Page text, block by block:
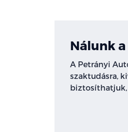
Nálunk
A Petrányi
szaktudásra,
biztosíthatjuk,